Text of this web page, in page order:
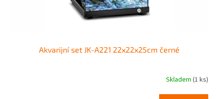
Akvarijní set JK-A221 22x22x25cm černé
Skladem (1 ks)